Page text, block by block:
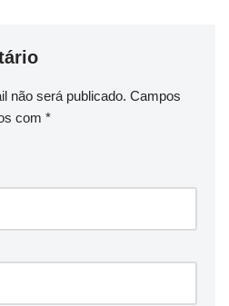
não será publicado. Campos
com *